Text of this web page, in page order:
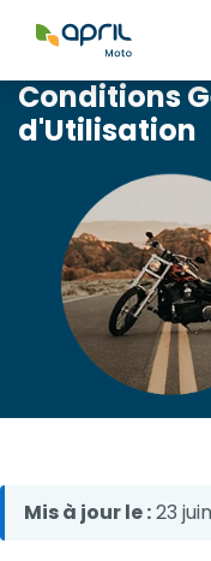
Conditions
d'Utilisation
Mis à jour le :23